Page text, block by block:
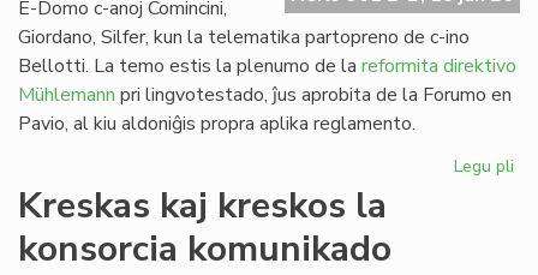
E-Domo c-anoj Comincini,
Giordano, Silfer, kun la telematika partopreno de c-ino
Bellotti. La temo estis la plenumo de la reformita direktivo
Mühlemann pri lingvotestado, ĵus aprobita de la Forumo en
Pavio, al kiu aldoniĝis propra aplika reglamento.
Legu pli
Kreskas kaj kreskos la
konsorcia komunikado